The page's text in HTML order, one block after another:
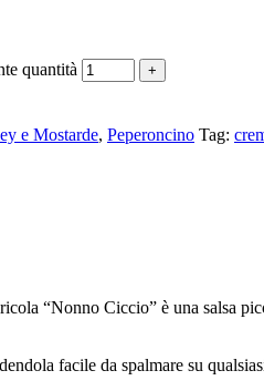
quantità
e Mostarde, Peperoncino Tag:
“Nonno Ciccio” è una salsa
facile da spalmare su